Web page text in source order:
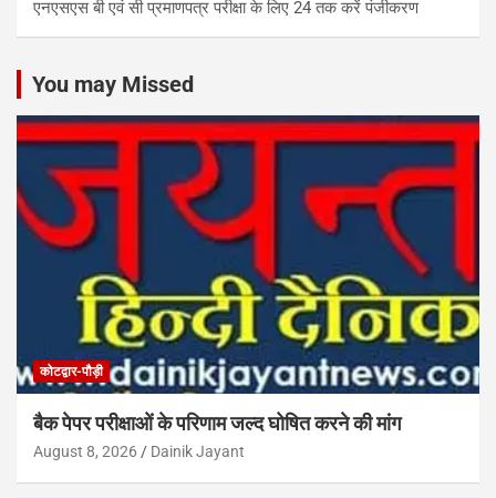
एनएसएस बी एवं सी प्रमाणपत्र परीक्षा के लिए 24 तक करें पंजीकरण
You may Missed
कोटद्वार-पौड़ी
बैक पेपर परीक्षाओं के परिणाम जल्द घोषित करने की मांग
August 8, 2026 Dainik Jayant